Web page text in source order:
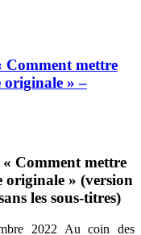
Comment mettre
originale » –
Comment mettre
originale » (version
les sous-titres)
2022 Au coin des